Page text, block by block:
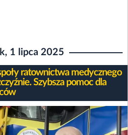
1 lipca 2025
ratownictwa medycznego
Szybsza pomoc dla